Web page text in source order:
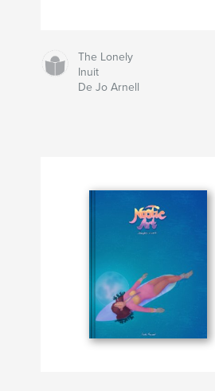
The Lonely
Inuit
De Jo Arnell